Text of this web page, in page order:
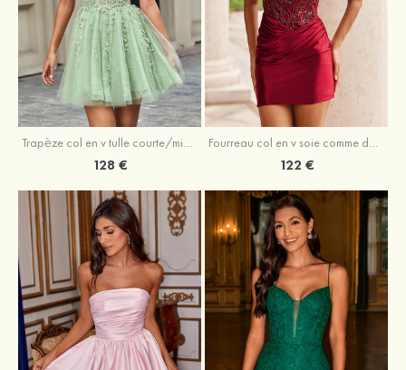
Trapèze col en v tulle courte/mini robe de fête de la rentrée avec perles
128 €
Fourreau col en v soie comme du satin courte/mini robe de fête de la rentrée avec paillettes
122 €